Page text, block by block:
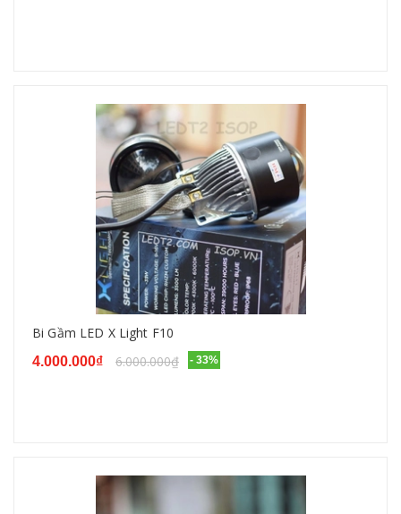
Bi Gầm LED X Light F10
4.000.000₫ 6.000.000₫ - 33%